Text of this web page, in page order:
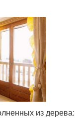
из дерева: